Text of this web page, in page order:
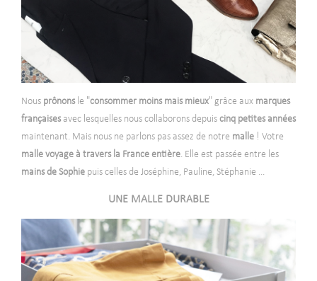
Nous prônonsle "consommer moins mais mieux" grâce aux marques
françaisesavec lesquelles nous collaborons depuis cinq petites années
maintenant. Mais nous ne parlons pas assez de notre malle ! Votre
malle voyage à travers la France entière. Elle est passée entre les
mains de Sophie puis celles de Joséphine, Pauline, Stéphanie ...
UNE MALLE DURABLE